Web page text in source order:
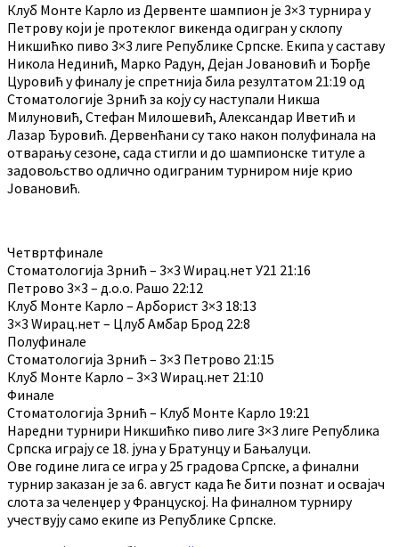
Клуб Монте Карло из Дервенте шампион је 3×3 турнира у
Петрову који је протеклог викенда одигран у склопу
Никшићко пиво 3×3 лиге Републике Српске. Екипа у саставу
Никола Нединић, Марко Радун, Дејан Јовановић и Ђорђе
Цуровић у финалу је спретнија била резултатом 21:19 од
Стоматологије Зрнић за коју су наступали Никша
Милуновић, Стефан Милошевић, Александар Иветић и
Лазар Ђуровић. Дервенћани су тако након полуфинала на
отварању сезоне, сада стигли и до шампионске титуле а
задовољство одлично одиграним турниром није крио
Јовановић.
Четвртфинале
Стоматологија Зрнић – 3×3 Wирац.нет У21 21:16
Петрово 3×3 – д.о.о. Рашо 22:12
Клуб Монте Карло – Арборист 3×3 18:13
3×3 Wирац.нет – Цлуб Амбар Брод 22:8
Полуфинале
Стоматологија Зрнић – 3×3 Петрово 21:15
Клуб Монте Карло – 3×3 Wирац.нет 21:10
Финале
Стоматологија Зрнић – Клуб Монте Карло 19:21
Наредни турнири Никшићко пиво лиге 3×3 лиге Република
Српска играју се 18. јуна у Братунцу и Бањалуци.
Ове године лига се игра у 25 градова Српске, а финални
турнир заказан је за 6. август када ће бити познат и освајач
слота за челенџер у Француској. На финалном турниру
учествују само екипе из Републике Српске.